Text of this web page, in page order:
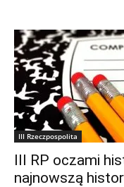
III Rzeczpospolita
III RP oczami
najnowszą